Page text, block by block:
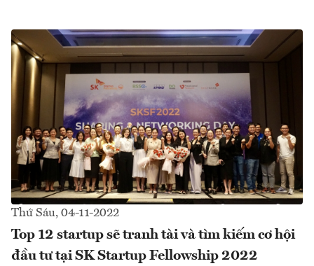
Thứ Sáu, 04-11-2022
Top 12 startup sẽ tranh tài và tìm kiếm cơ hội
đầu tư tại SK Startup Fellowship 2022